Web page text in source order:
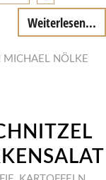
Weiterlesen...
MICHAEL NÖLKE